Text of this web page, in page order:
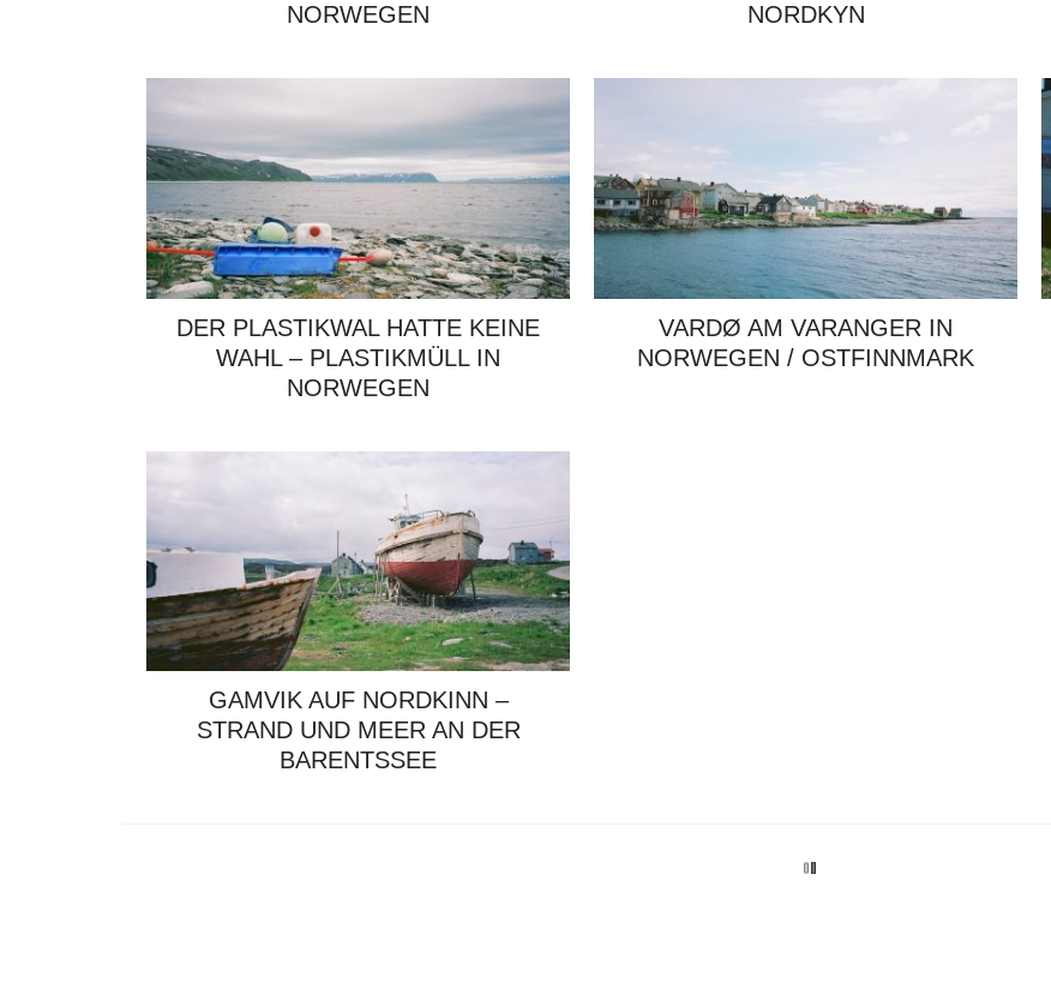
NORWEGEN
NORDKYN
DER PLASTIKWAL HATTE KEINE
WAHL – PLASTIKMÜLL IN
NORWEGEN
VARDØ AM VARANGER IN
NORWEGEN / OSTFINNMARK
GAMVIK AUF NORDKINN –
STRAND UND MEER AN DER
BARENTSSEE